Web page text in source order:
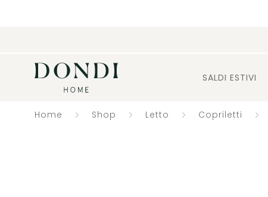
SALDI ESTIVI
Home Shop Letto Copriletti